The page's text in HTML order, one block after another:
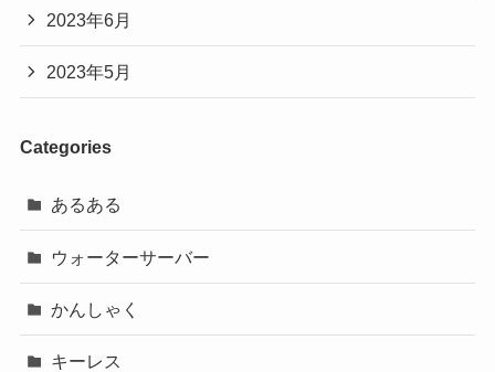
2023年6月
2023年5月
Categories
あるある
ウォーターサーバー
かんしゃく
キーレス